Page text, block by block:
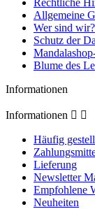
Allgemeine
Wer sind wir?
Schutz der
Blume des
Informationen
Informationen  
Häufig
Lieferung
Newsletter
Empfohlene
Neuheiten